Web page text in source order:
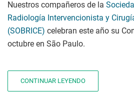
Nuestros compañeros de la
Radiología Intervencionista y
(SOBRICE) celebran este año su
octubre en São Paulo.
CONTINUAR LEYENDO